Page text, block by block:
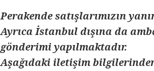
Perakende satışlarımızın
Ayrıca İstanbul dışına da
gönderimi yapılmaktadır.
Aşağıdaki iletişim